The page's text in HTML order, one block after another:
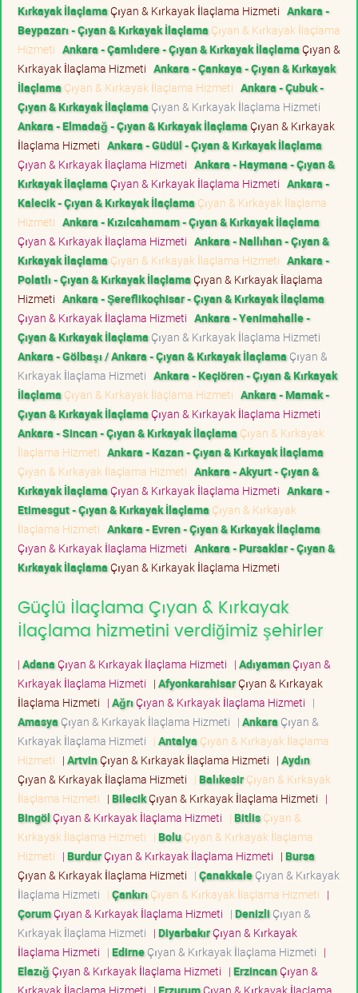
Kırkayak İlaçlamaÇıyan & Kırkayak İlaçlama Hizmeti Ankara -
Beypazarı - Çıyan & Kırkayak İlaçlama Çıyan & Kırkayak İlaçlama
Hizmeti Ankara - Çamlıdere - Çıyan & Kırkayak İlaçlamaÇıyan &
Kırkayak İlaçlama Hizmeti Ankara - Çankaya - Çıyan & Kırkayak
İlaçlama Çıyan & Kırkayak İlaçlama Hizmeti Ankara - Çubuk -
Çıyan & Kırkayak İlaçlama Çıyan & Kırkayak İlaçlama Hizmeti
Ankara - Elmadağ - Çıyan & Kırkayak İlaçlamaÇıyan & Kırkayak
İlaçlama Hizmeti Ankara - Güdül - Çıyan & Kırkayak İlaçlama
Çıyan & Kırkayak İlaçlama Hizmeti Ankara - Haymana - Çıyan &
Kırkayak İlaçlamaÇıyan & Kırkayak İlaçlama Hizmeti Ankara -
Kalecik - Çıyan & Kırkayak İlaçlama Çıyan & Kırkayak İlaçlama
Hizmeti Ankara - Kızılcahamam - Çıyan & Kırkayak İlaçlama
Çıyan & Kırkayak İlaçlama Hizmeti Ankara - Nallıhan - Çıyan &
Kırkayak İlaçlama Çıyan & Kırkayak İlaçlama Hizmeti Ankara -
Polatlı - Çıyan & Kırkayak İlaçlamaÇıyan & Kırkayak İlaçlama
Hizmeti Ankara - Şereflikoçhisar - Çıyan & Kırkayak İlaçlama
Çıyan & Kırkayak İlaçlama Hizmeti Ankara - Yenimahalle -
Çıyan & Kırkayak İlaçlama Çıyan & Kırkayak İlaçlama Hizmeti
Ankara - Gölbaşı / Ankara - Çıyan & Kırkayak İlaçlama Çıyan &
Kırkayak İlaçlama Hizmeti Ankara - Keçiören - Çıyan & Kırkayak
İlaçlama Çıyan & Kırkayak İlaçlama Hizmeti Ankara - Mamak -
Çıyan & Kırkayak İlaçlamaÇıyan & Kırkayak İlaçlama Hizmeti
Ankara - Sincan - Çıyan & Kırkayak İlaçlama Çıyan & Kırkayak
İlaçlama Hizmeti Ankara - Kazan - Çıyan & Kırkayak İlaçlama
Çıyan & Kırkayak İlaçlama Hizmeti Ankara - Akyurt - Çıyan &
Kırkayak İlaçlamaÇıyan & Kırkayak İlaçlama Hizmeti Ankara -
Etimesgut - Çıyan & Kırkayak İlaçlama Çıyan & Kırkayak
İlaçlama Hizmeti Ankara - Evren - Çıyan & Kırkayak İlaçlama
Çıyan & Kırkayak İlaçlama Hizmeti Ankara - Pursaklar - Çıyan &
Kırkayak İlaçlamaÇıyan & Kırkayak İlaçlama Hizmeti
Güçlü İlaçlama Çıyan & Kırkayak
İlaçlama hizmetini verdiğimiz şehirler
| AdanaÇıyan & Kırkayak İlaçlama Hizmeti | AdıyamanÇıyan &
Kırkayak İlaçlama Hizmeti | AfyonkarahisarÇıyan & Kırkayak
İlaçlama Hizmeti | AğrıÇıyan & Kırkayak İlaçlama Hizmeti |
Amasya Çıyan & Kırkayak İlaçlama Hizmeti | Ankara Çıyan &
Kırkayak İlaçlama Hizmeti | Antalya Çıyan & Kırkayak İlaçlama
Hizmeti | ArtvinÇıyan & Kırkayak İlaçlama Hizmeti | Aydın
Çıyan & Kırkayak İlaçlama Hizmeti | BalıkesirÇıyan & Kırkayak
İlaçlama Hizmeti | BilecikÇıyan & Kırkayak İlaçlama Hizmeti |
BingölÇıyan & Kırkayak İlaçlama Hizmeti | BitlisÇıyan &
Kırkayak İlaçlama Hizmeti | BoluÇıyan & Kırkayak İlaçlama
Hizmeti | BurdurÇıyan & Kırkayak İlaçlama Hizmeti | Bursa
Çıyan & Kırkayak İlaçlama Hizmeti | ÇanakkaleÇıyan & Kırkayak
İlaçlama Hizmeti | Çankırı Çıyan & Kırkayak İlaçlama Hizmeti |
ÇorumÇıyan & Kırkayak İlaçlama Hizmeti | Denizli Çıyan &
Kırkayak İlaçlama Hizmeti | DiyarbakırÇıyan & Kırkayak
İlaçlama Hizmeti | EdirneÇıyan & Kırkayak İlaçlama Hizmeti |
ElazığÇıyan & Kırkayak İlaçlama Hizmeti | ErzincanÇıyan &